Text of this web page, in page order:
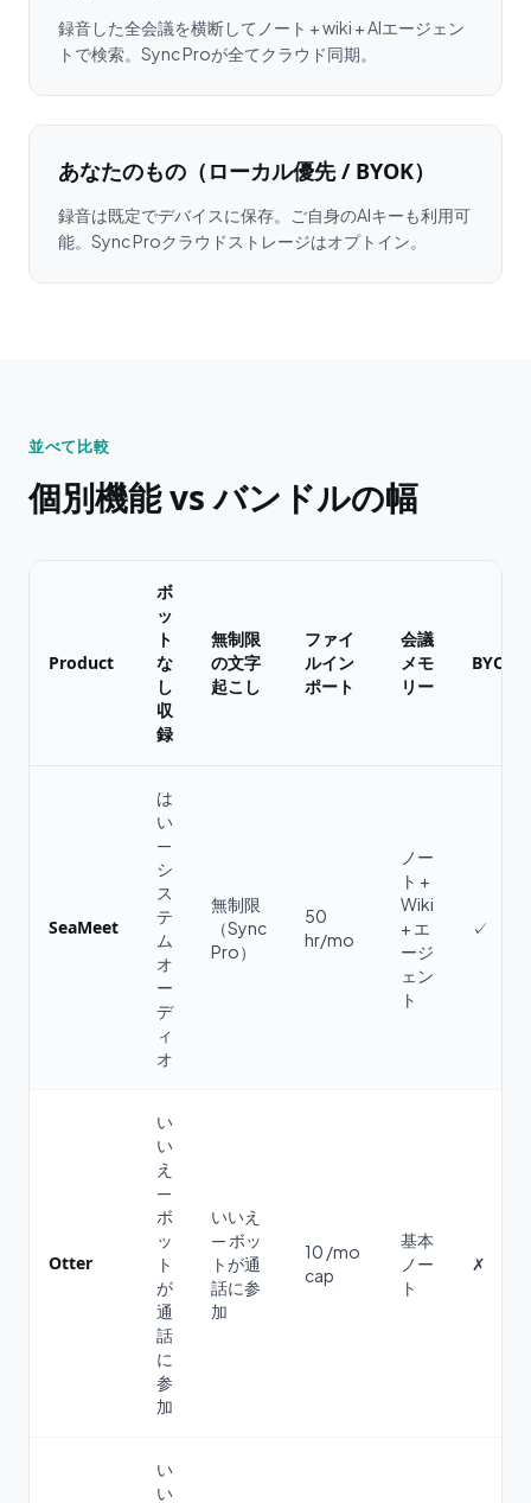
録音した全会議を横断してノート + wiki + AIエージェン
トで検索。Sync Proが全てクラウド同期。
あなたのもの（ローカル優先 / BYOK）
録音は既定でデバイスに保存。ご自身のAIキーも利用可
能。Sync Proクラウドストレージはオプトイン。
並べて比較
個別機能 vs バンドルの幅
Product
ボ
ッ
ト
な
し
収
録
無制限
の文字
起こし
ファイ
ルイン
ポート
会議
メモ
リー
BYOK
SeaMeet
は
い
—
シ
ス
テ
ム
オ
ー
デ
ィ
オ
無制限
（Sync
Pro）
50
hr/mo
ノー
ト +
Wiki
+ エ
ージ
ェン
ト
✓
Otter
い
い
え
—
ボ
ッ
ト
が
通
話
に
参
加
いいえ
— ボッ
トが通
話に参
加
10 /mo
cap
基本
ノー
ト
✗
い
い